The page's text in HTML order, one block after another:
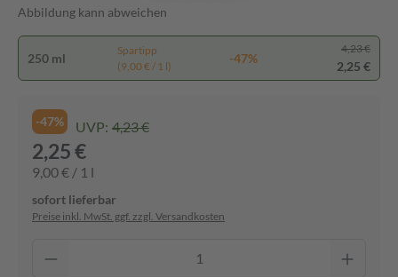
Abbildung kann abweichen
250 ml
Spartipp
(9,00 € / 1 l)
-47%
4,23 €
2,25 €
-47% UVP: 4,23 €
2,25 €
9,00 € / 1 l
sofort lieferbar
Preise inkl. MwSt. ggf. zzgl. Versandkosten